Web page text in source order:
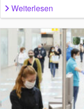
Weiterlesen